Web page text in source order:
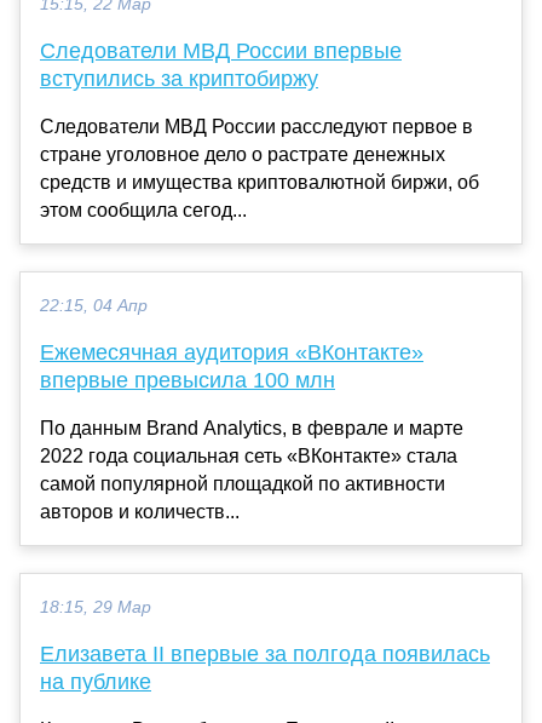
15:15, 22 Мар
Следователи МВД России впервые
вступились за криптобиржу
Следователи МВД России расследуют первое в
стране уголовное дело о растрате денежных
средств и имущества криптовалютной биржи, об
этом сообщила сегод...
22:15, 04 Апр
Ежемесячная аудитория «ВКонтакте»
впервые превысила 100 млн
По данным Brand Analytics, в феврале и марте
2022 года социальная сеть «ВКонтакте» стала
самой популярной площадкой по активности
авторов и количеств...
18:15, 29 Мар
Елизавета II впервые за полгода появилась
на публике